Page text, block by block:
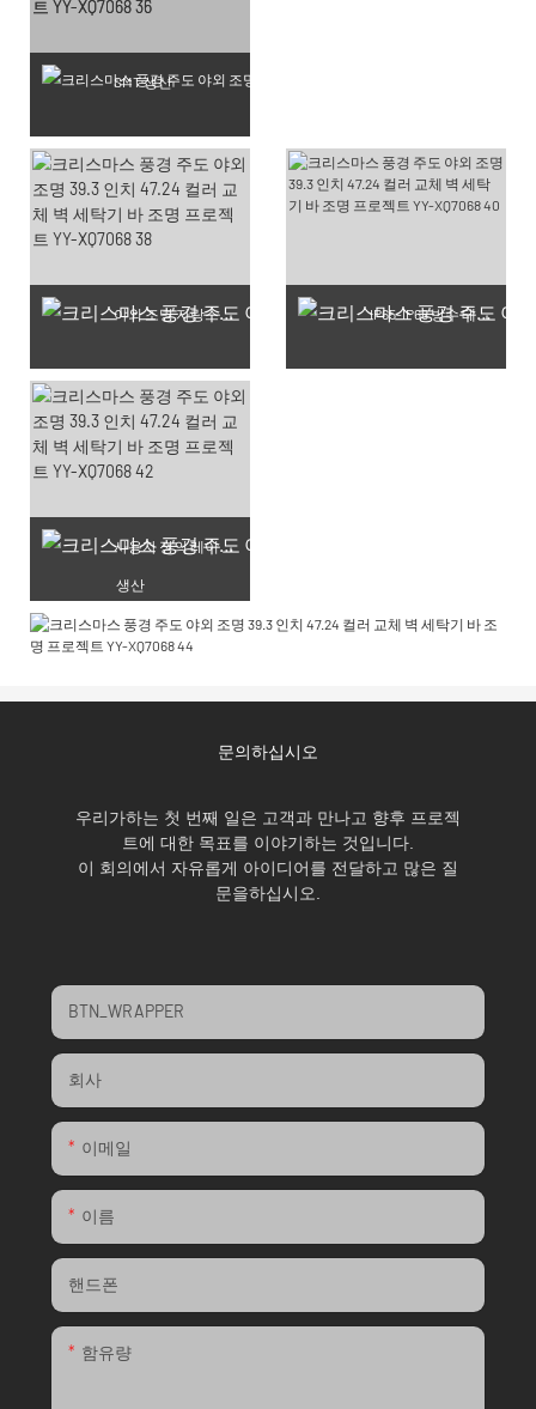
SMT 생산
야외 조명 자랑스러운 작업장 IP65-IP68 방수 테스트 생산
사용자 정의 레이저 조각
생산
문의하십시오
우리가하는 첫 번째 일은 고객과 만나고 향후 프로젝
트에 대한 목표를 이야기하는 것입니다.
이 회의에서 자유롭게 아이디어를 전달하고 많은 질
문을하십시오.
BTN_WRAPPER
회사
이메일
이름
핸드폰
함유량